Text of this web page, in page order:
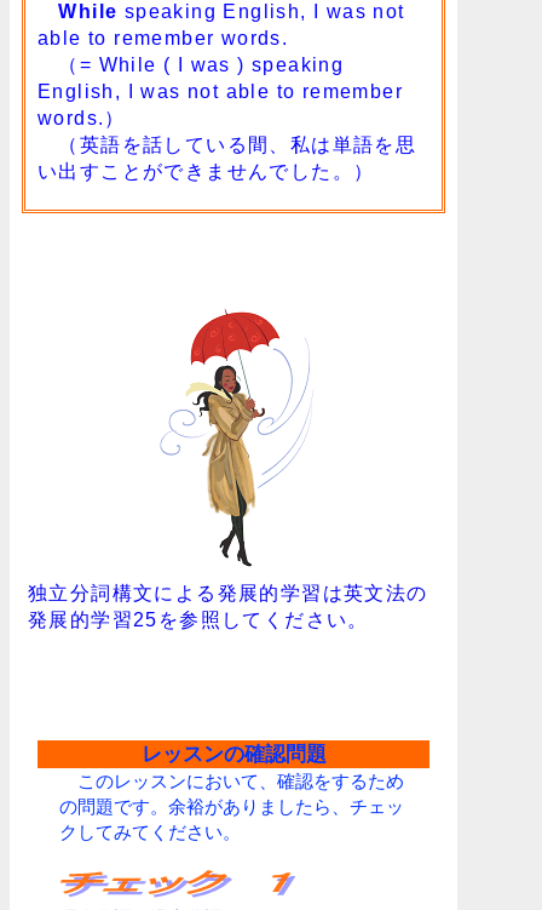
While speaking English, I was not
able to remember words.
（= While ( I was ) speaking
English, I was not able to remember
words.）
（英語を話している間、私は単語を思
い出すことができませんでした。）
独立分詞構文による発展的学習は英文法の
発展的学習25を参照してください。
レッスンの確認問題
このレッスンにおいて、確認をするため
の問題です。余裕がありましたら、チェッ
クしてみてください。